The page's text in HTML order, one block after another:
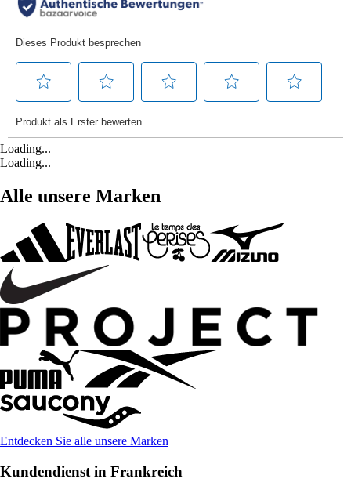
Loading...
Loading...
Alle unsere Marken
Entdecken Sie alle unsere Marken
Kundendienst in Frankreich